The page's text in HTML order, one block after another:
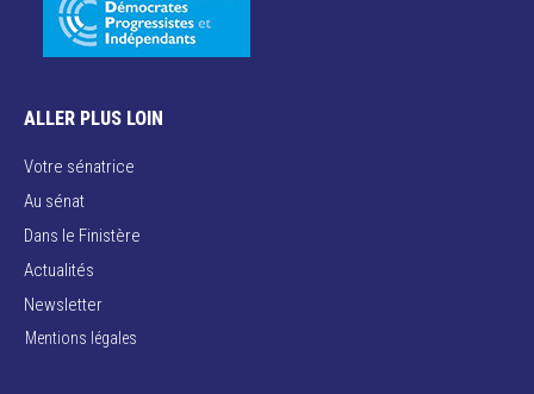
ALLER PLUS LOIN
Votre sénatrice
Au sénat
Dans le Finistère
Actualités
Newsletter
Mentions légales